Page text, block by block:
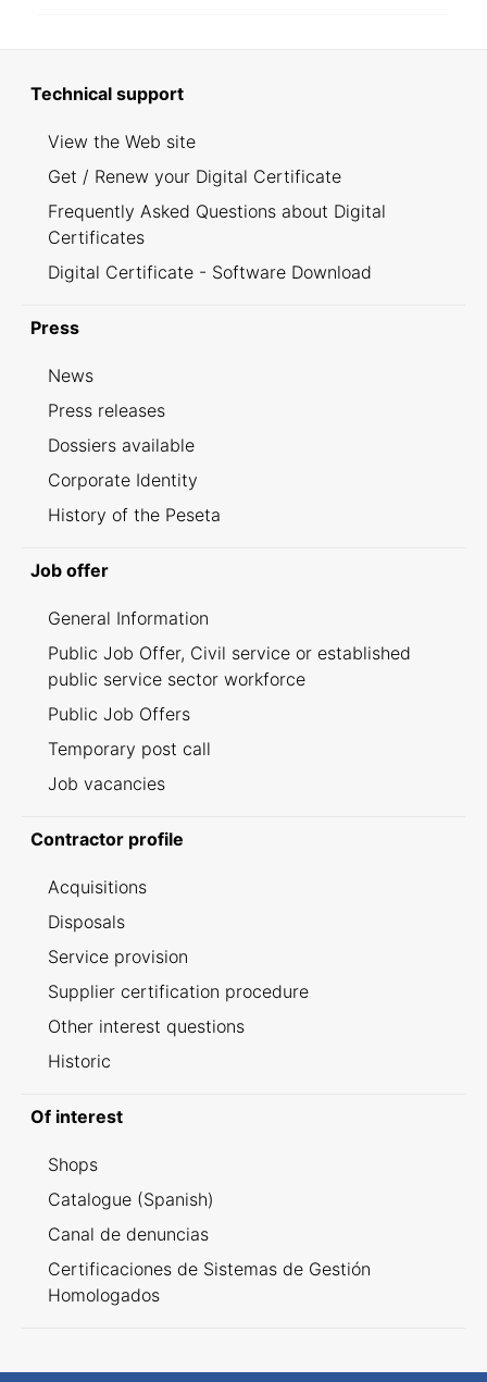
Technical support
View the Web site
Get / Renew your Digital Certificate
Frequently Asked Questions about Digital
Certificates
Digital Certificate - Software Download
Press
News
Press releases
Dossiers available
Corporate Identity
History of the Peseta
Job offer
General Information
Public Job Offer, Civil service or established
public service sector workforce
Public Job Offers
Temporary post call
Job vacancies
Contractor profile
Acquisitions
Disposals
Service provision
Supplier certification procedure
Other interest questions
Historic
Of interest
Shops
Catalogue (Spanish)
Canal de denuncias
Certificaciones de Sistemas de Gestión
Homologados